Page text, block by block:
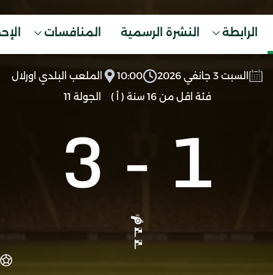
الرابطة النشرة الرسمية المنافسات
السبت 3 جانفي 2026 10:00
الملعب البلدي اورلال
فئة اقل من 16 سنة ( أ )
الجولة 11
1
-
3